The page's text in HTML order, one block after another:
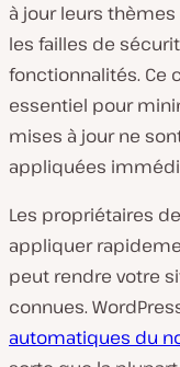
à jour leurs
les failles de
fonctionnalités. Ce
essentiel pour
mises à jour ne
appliquées
Les propriétaires
appliquer
peut rendre votre
connues.
automatiques du